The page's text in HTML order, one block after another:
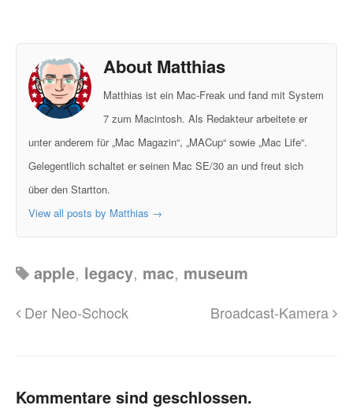
About Matthias
Matthias ist ein Mac-Freak und fand mit System
7 zum Macintosh. Als Redakteur arbeitete er
unter anderem für „Mac Magazin“, „MACup“ sowie „Mac Life“.
Gelegentlich schaltet er seinen Mac SE/30 an und freut sich
über den Startton.
View all posts by Matthias →
apple, legacy, mac, museum
Der Neo-Schock Broadcast-Kamera
Kommentare sind geschlossen.